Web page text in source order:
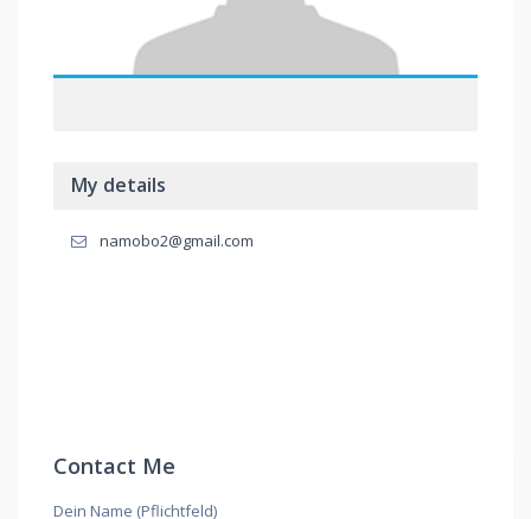
My details
namobo2@gmail.com
Contact Me
Dein Name (Pflichtfeld)